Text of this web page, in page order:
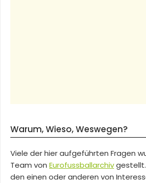
Warum, Wieso, Weswegen?
Viele der hier aufgeführten Fragen
Team von Eurofussballarchiv
den einen oder anderen von